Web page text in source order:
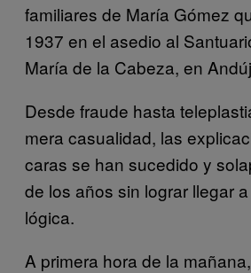
familiares de María Gómez
1937 en el asedio al
María de la Cabeza, en
Desde fraude hasta
mera casualidad, las
caras se han sucedido y
de los años sin lograr llegar
lógica.
A primera hora de la